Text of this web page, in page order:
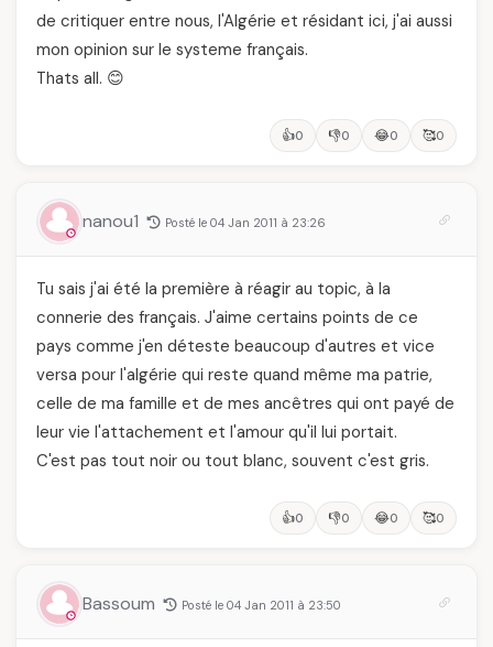
de critiquer entre nous, l'Algérie et résidant ici, j'ai aussi
mon opinion sur le systeme français.
Thats all. 😊
👍0 👎0 😂0 🥰0
nanou1 Posté le 04 Jan 2011 à 23:26
Tu sais j'ai été la première à réagir au topic, à la
connerie des français. J'aime certains points de ce
pays comme j'en déteste beaucoup d'autres et vice
versa pour l'algérie qui reste quand même ma patrie,
celle de ma famille et de mes ancêtres qui ont payé de
leur vie l'attachement et l'amour qu'il lui portait.
C'est pas tout noir ou tout blanc, souvent c'est gris.
👍0 👎0 😂0 🥰0
Bassoum Posté le 04 Jan 2011 à 23:50